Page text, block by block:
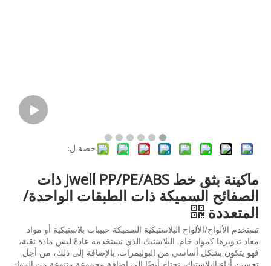
حصة ل:
ماكينة بثق خط Jwell PP/PE/ABS ذات
الصفائح السميكة ذات الطبقات الواحدة/
المتعددة
تستخدم الألواح/الألواح البلاستيكية السميكة حبيبات بلاستيكية أو مواد
معاد تدويرها كمواد خام. البلاستيك الذي نستخدمه عادةً ليس مادة نقية،
فهو يتكون بشكل أساسي من البوليمرات. بالإضافة إلى ذلك، من أجل